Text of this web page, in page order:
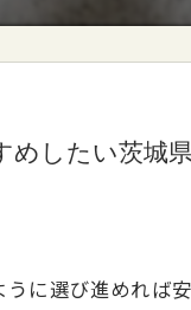
めしたい茨城
に選び進めれば